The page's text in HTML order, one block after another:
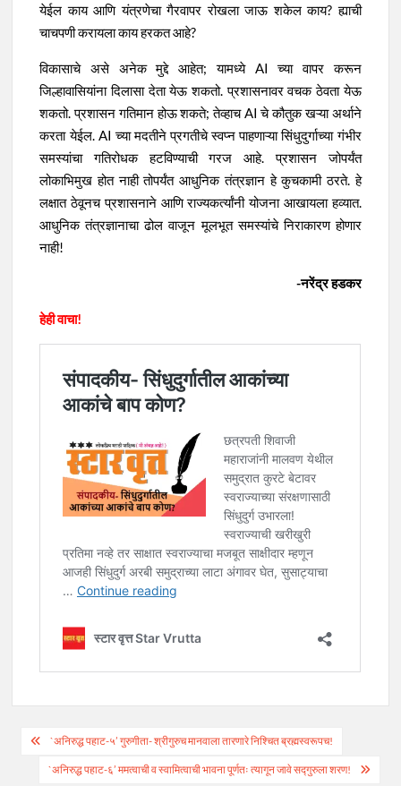
येईल काय आणि यंत्रणेचा गैरवापर रोखला जाऊ शकेल काय? ह्याची
चाचपणी करायला काय हरकत आहे?
विकासाचे असे अनेक मुद्दे आहेत; यामध्ये AI च्या वापर करून
जिल्हावासियांना दिलासा देता येऊ शकतो. प्रशासनावर वचक ठेवता येऊ
शकतो. प्रशासन गतिमान होऊ शकते; तेव्हाच AI चे कौतुक खऱ्या अर्थाने
करता येईल. AI च्या मदतीने प्रगतीचे स्वप्न पाहणाऱ्या सिंधुदुर्गाच्या गंभीर
समस्यांचा गतिरोधक हटविण्याची गरज आहे. प्रशासन जोपर्यंत
लोकाभिमुख होत नाही तोपर्यंत आधुनिक तंत्रज्ञान हे कुचकामी ठरते. हे
लक्षात ठेवूनच प्रशासनाने आणि राज्यकर्त्यांनी योजना आखायला हव्यात.
आधुनिक तंत्रज्ञानाचा ढोल वाजून मूलभूत समस्यांचे निराकारण होणार
नाही!
-नरेंद्र हडकर
हेही वाचा!
Post
navigation
`अनिरुद्ध पहाट-५’ गुरुगीता- श्रीगुरुच मानवाला तारणारे निश्चित ब्रह्मस्वरूपच!
`अनिरुद्ध पहाट-६’ ममत्वाची व स्वामित्वाची भावना पूर्णतः त्यागून जावे सद्गुरुला शरण!